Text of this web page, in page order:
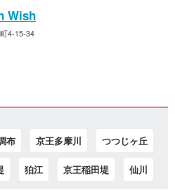
Wish
4-15-34
布 京王多摩川 つつじヶ丘
狛江 京王稲田堤 仙川